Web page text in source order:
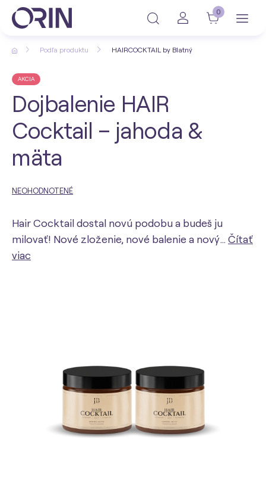
0
Podľa produktu HAIRCOCKTAIL by Blatný
AKCIA
Dojbalenie HAIR
Cocktail – jahoda &
mäta
NEOHODNOTENÉ
Hair Cocktail dostal novú podobu a budeš ju
milovať! Nové zloženie, nové balenie a nový… Čítať
viac